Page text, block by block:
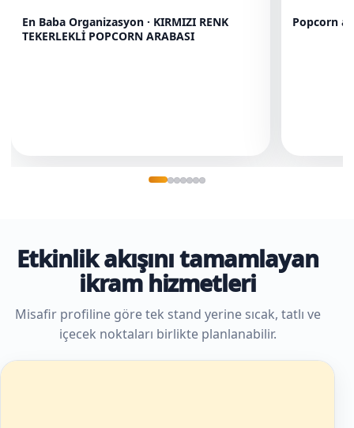
En Baba Organizasyon · KIRMIZI RENK
TEKERLEKLİ POPCORN ARABASI
Popcorn
Etkinlik akışını tamamlayan
ikram hizmetleri
Misafir profiline göre tek stand yerine sıcak, tatlı ve
içecek noktaları birlikte planlanabilir.